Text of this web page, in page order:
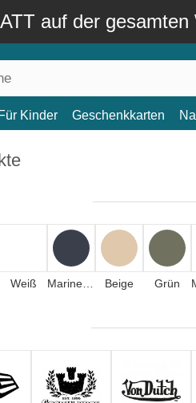
auf der gesamten
Für Kinder Geschenkkarten
Weiß Beige Grün